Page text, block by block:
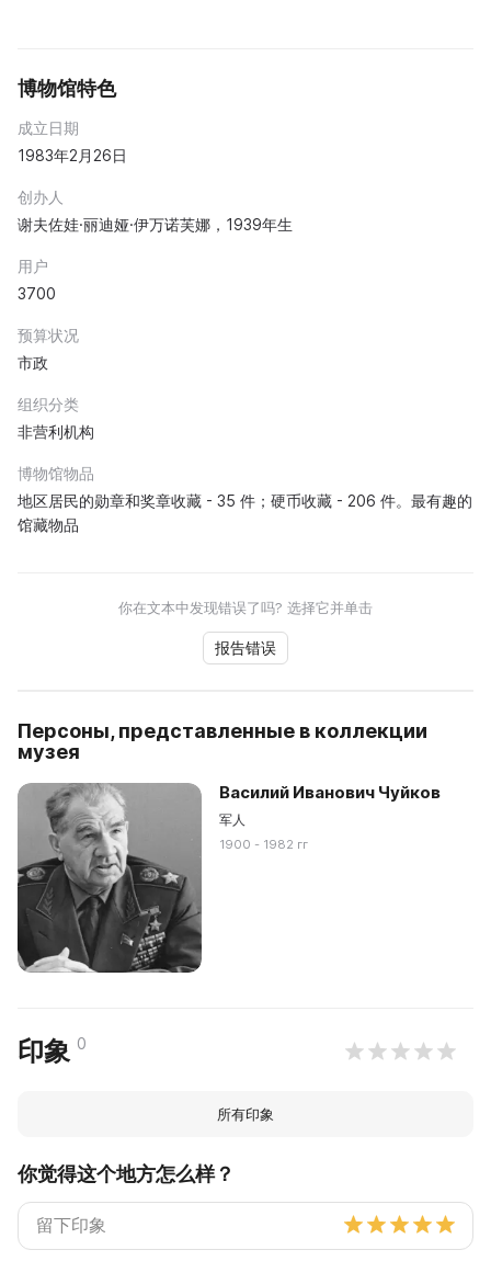
博物馆特色
成立日期
1983年2月26日
创办人
谢夫佐娃·丽迪娅·伊万诺芙娜，1939年生
用户
3700
预算状况
市政
组织分类
非营利机构
博物馆物品
地区居民的勋章和奖章收藏 - 35 件；硬币收藏 - 206 件。最有趣的
馆藏物品
你在文本中发现错误了吗? 选择它并单击
报告错误
Персоны, представленные в коллекции
музея
Василий Иванович Чуйков
军人
1900 - 1982 гг
印象 0
所有印象
你觉得这个地方怎么样？